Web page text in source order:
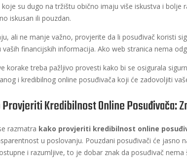
koje su dugo na tržištu obično imaju više iskustva i
iskusan ili pouzdan.
ali ne manje važno, provjerite da li posuđivač koristi
vaših financijskih informacija. Ako web stranica nema
korake treba pažljivo provesti kako bi se osigurala
i kredibilnog online posuđivača koji će zadovoljiti
Provjeriti Kredibilnost Online Posuđivača:
razmatra kako provjeriti kredibilnost online
u poslovanju. Pouzdani posuđivači će jasno
i razumljive, to je dobar znak da posuđivač nema